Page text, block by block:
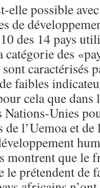
elle possible
de
des 14 pays
des
caractérisés
faibles
cela que dans
Nations-Unies
de l’Uemoa et de
montrent que le
le prétendent de